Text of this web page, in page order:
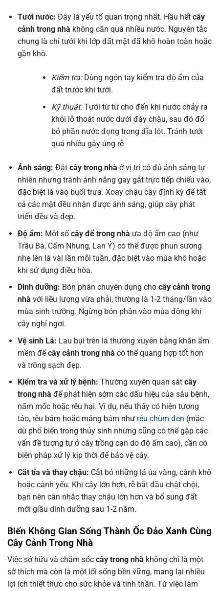
Tưới nước: Đây là yếu tố quan trọng nhất. Hầu hết cây
cảnh trong nhà không cần quá nhiều nước. Nguyên tắc
chung là chỉ tưới khi lớp đất mặt đã khô hoàn toàn hoặc
gần khô.
Kiểm tra:Dùng ngón tay kiểm tra độ ẩm của
đất trước khi tưới.
Kỹ thuật:Tưới từ từ cho đến khi nước chảy ra
khỏi lỗ thoát nước dưới đáy chậu, sau đó đổ
bỏ phần nước đọng trong đĩa lót. Tránh tưới
quá nhiều gây úng rễ.
Ánh sáng: Đặt cây trong nhà ở vị trí có đủ ánh sáng tự
nhiên nhưng tránh ánh nắng gay gắt trực tiếp chiếu vào,
đặc biệt là vào buổi trưa. Xoay chậu cây định kỳ để tất
cả các mặt đều nhận được ánh sáng, giúp cây phát
triển đều và đẹp.
Độ ẩm: Một sốcây để trong nhà ưa độ ẩm cao (như
Trầu Bà, Cẩm Nhung, Lan Ý) có thể được phun sương
nhẹ lên lá vài lần mỗi tuần, đặc biệt vào mùa khô hoặc
khi sử dụng điều hòa.
Dinh dưỡng: Bón phân chuyên dụng cho cây cảnh trong
nhà với liều lượng vừa phải, thường là 1-2 tháng/lần vào
mùa sinh trưởng. Ngừng bón phân vào mùa đông khi
cây nghỉ ngơi.
Vệ sinh Lá: Lau bụi trên lá thường xuyên bằng khăn ẩm
mềm đểcây cảnh trong nhà có thể quang hợp tốt hơn
và trông sạch đẹp.
Kiểm tra và xử lý bệnh: Thường xuyên quan sát cây
trong nhà để phát hiện sớm các dấu hiệu của sâu bệnh,
nấm mốc hoặc rêu hại. Ví dụ, nếu thấy có hiện tượng
tảo, rêu bám hoặc mảng bám như rêu chùm đen (mặc
dù phổ biến trong thủy sinh nhưng cũng có thể gặp các
vấn đề tương tự ở cây trồng cạn do độ ẩm cao), cần có
biện pháp xử lý kịp thời để bảo vệ cây.
Cắt tỉa và thay chậu: Cắt bỏ những lá úa vàng, cành khô
hoặc cành yếu. Khi cây lớn hơn, rễ bắt đầu chật chội,
bạn nên cân nhắc thay chậu lớn hơn và bổ sung đất
mới giầu dinh dưỡng sau 1-2 năm.
Biến Không Gian Sống Thành Ốc Đảo Xanh Cùng
Cây Cảnh Trong Nhà
Việc sở hữu và chăm sóc cây trong nhà không chỉ là một
sở thích mà còn là một lối sống bền vững, mang lại nhiều
lợi ích thiết thực cho sức khỏe và tinh thần. Từ việc làm